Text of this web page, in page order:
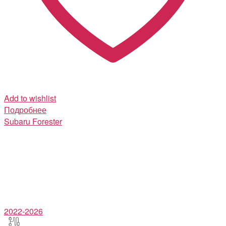
Add to wishlist
Подробнее
Subaru Forester
2022-2026